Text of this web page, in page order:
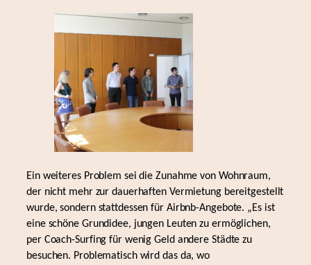
Ein weiteres Problem sei die Zunahme von Wohnraum,
der nicht mehr zur dauerhaften Vermietung bereitgestellt
wurde, sondern stattdessen für Airbnb-Angebote. „Es ist
eine schöne Grundidee, jungen Leuten zu ermöglichen,
per Coach-Surfing für wenig Geld andere Städte zu
besuchen. Problematisch wird das da, wo